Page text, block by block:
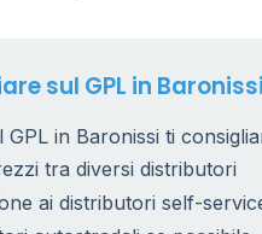
5
9
sul GPL in
in Baronissi ti
tra diversi distributori
ai distributori self-